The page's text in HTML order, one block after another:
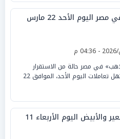
أسعار الذهب في مصر اليوم الأحد 22 مارس
في مصر حالة من الاستقرار
الملحوظ في مستهل تعاملات اليوم الأحد، الموافق 22
أسعار الأرز الشعير والأبيض اليوم الأربعاء 11